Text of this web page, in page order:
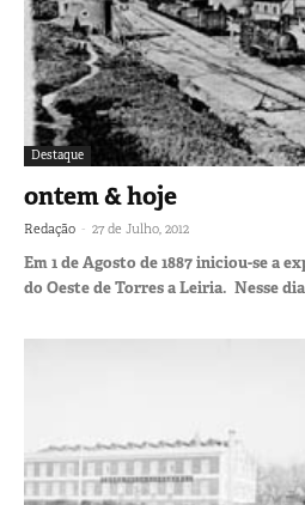
Destaque
ontem & hoje
Redação - 27 de Julho, 2012
Em 1 de Agosto de 1887 iniciou-se a
do Oeste de Torres a Leiria. Nesse